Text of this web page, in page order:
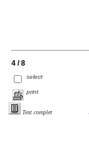
4 / 8
select
print
Text complet